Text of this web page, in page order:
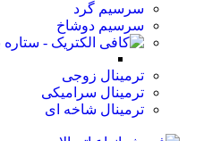
سرسیم گرد
سرسیم دوشاخ
ترمینال زوجی
ترمینال سرامیکی
ترمینال شاخه ای